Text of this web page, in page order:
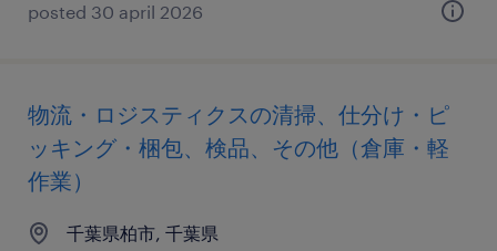
posted 30 april 2026
物流・ロジスティクスの清掃、仕分け・ピ
ッキング・梱包、検品、その他（倉庫・軽
作業）
千葉県柏市, 千葉県